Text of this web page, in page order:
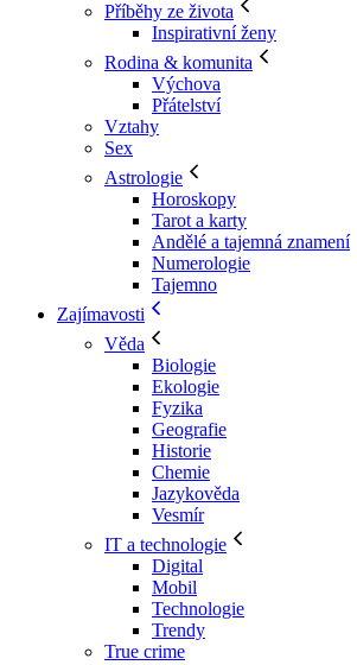
Příběhy ze života
Inspirativní ženy
Rodina & komunita
Výchova
Přátelství
Vztahy
Sex
Astrologie
Horoskopy
Tarot a karty
Andělé a tajemná znamení
Numerologie
Tajemno
Zajímavosti
Věda
Biologie
Ekologie
Fyzika
Geografie
Historie
Chemie
Jazykověda
Vesmír
IT a technologie
Digital
Mobil
Technologie
Trendy
True crime